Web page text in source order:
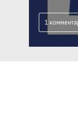
1